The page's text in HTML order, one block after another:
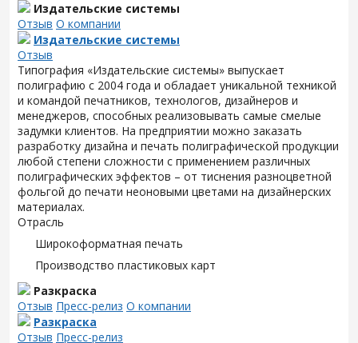
Издательские системы
Отзыв О компании
Издательские системы
Отзыв
Типография «Издательские системы» выпускает
полиграфию с 2004 года и обладает уникальной техникой
и командой печатников, технологов, дизайнеров и
менеджеров, способных реализовывать самые смелые
задумки клиентов. На предприятии можно заказать
разработку дизайна и печать полиграфической продукции
любой степени сложности с применением различных
полиграфических эффектов – от тиснения разноцветной
фольгой до печати неоновыми цветами на дизайнерских
материалах.
Отрасль
Широкоформатная печать
Производство пластиковых карт
Разкраска
Отзыв Пресс-релиз О компании
Разкраска
Отзыв Пресс-релиз